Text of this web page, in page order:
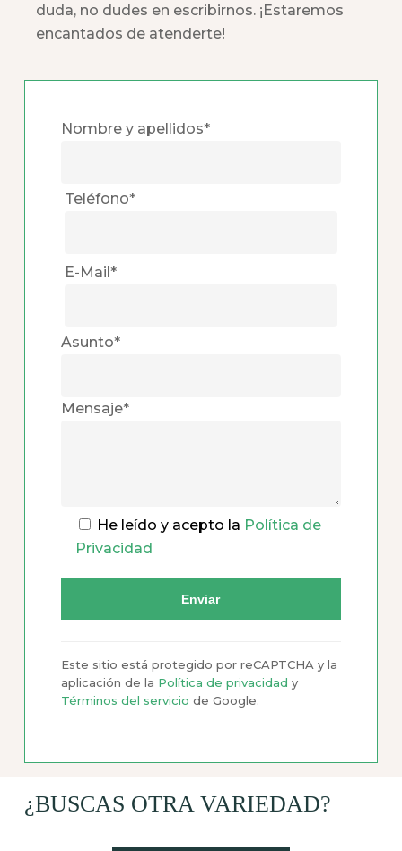
duda, no dudes en escribirnos. ¡Estaremos
encantados de atenderte!
Nombre y apellidos*
Teléfono*
E-Mail*
Asunto*
Mensaje*
He leído y acepto la Política de
Privacidad
Este sitio está protegido por reCAPTCHA y la
aplicación de la Política de privacidad y
Términos del servicio de Google.
¿BUSCAS OTRA VARIEDAD?